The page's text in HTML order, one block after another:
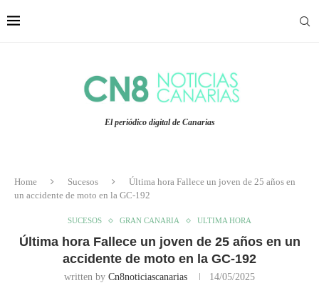
El periódico digital de Canarias
Home Sucesos
Última hora Fallece un joven de 25 años en
un accidente de moto en la GC-192
SUCESOS GRAN CANARIA ULTIMA HORA
Última hora Fallece un joven de 25 años en un
accidente de moto en la GC-192
written by Cn8noticiascanarias 14/05/2025